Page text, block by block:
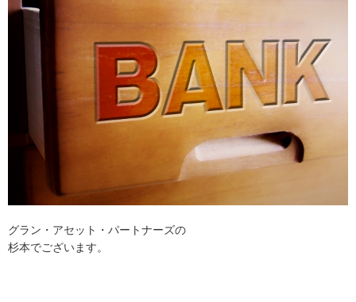
グラン・アセット・パートナーズの
杉本でございます。